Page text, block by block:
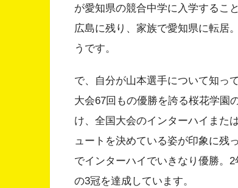
が愛知県の競合中学に入学するこ
広島に残り、家族で愛知県に転居
うです。
で、自分が山本選手について知っ
大会67回もの優勝を誇る桜花学園
け、全国大会のインターハイまた
ュートを決めている姿が印象に残
でインターハイでいきなり優勝。
の3冠を達成しています。